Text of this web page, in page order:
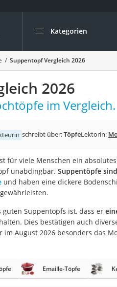
Kategorien
Die beliebtesten
Haushalt
Wassersprudler
Zentralstaubsauger
Brotbackautomat
Wischroboter
Wäschespinne
Spülmaschinentabs
Akku-Staubsauger
Eierkocher
AEG-Waschmaschine
Saug-Wisch-Roboter
Kondenstrockner
Suppentopf Vergleich 2026
2026
im Vergleich.
schreibt über:TöpfeLektorin:
für viele Menschen ein
unabdingbar. Suppentöpfe
und haben eine dickere
Suppentopfs ist, dass er
Dies bestätigen auch
August 2026 besonders das
Emaille-Töpfe